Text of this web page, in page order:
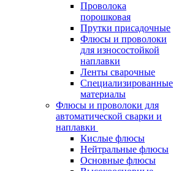
Проволока
порошковая
Прутки присадочные
Флюсы и проволоки
для износостойкой
наплавки
Ленты сварочные
Специализированные
материалы
Флюсы и проволоки для
автоматической сварки и
наплавки
Кислые флюсы
Нейтральные флюсы
Основные флюсы